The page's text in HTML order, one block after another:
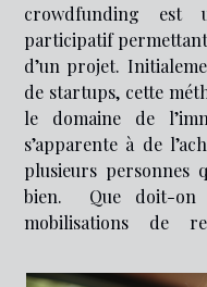
crowdfunding est
participatif permettant
d’un projet.
de startups, cette
le domaine de
s’apparente à de
plusieurs personnes
bien. Que doit-on
mobilisations de
immobilier présente